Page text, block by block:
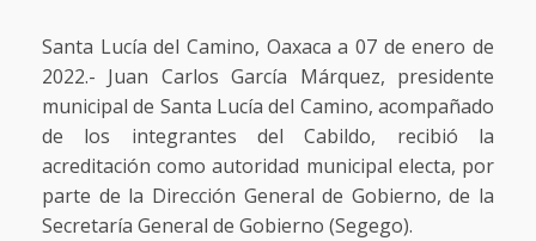
Santa Lucía del Camino, Oaxaca a 07 de enero de
2022.- Juan Carlos García Márquez, presidente
municipal de Santa Lucía del Camino, acompañado
de los integrantes del Cabildo, recibió la
acreditación como autoridad municipal electa, por
parte de la Dirección General de Gobierno, de la
Secretaría General de Gobierno (Segego).